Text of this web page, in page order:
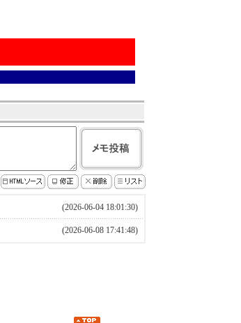
(2026-06-04 18:01:30)
(2026-06-08 17:41:48)